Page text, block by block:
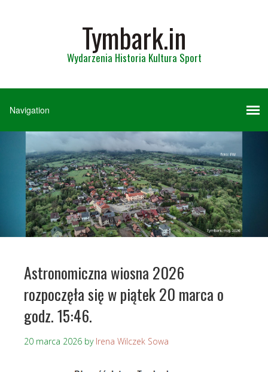
Tymbark.in
Wydarzenia Historia Kultura Sport
Astronomiczna wiosna 2026
rozpoczęła się w piątek 20 marca o
godz. 15:46.
20 marca 2026 by Irena Wilczek Sowa